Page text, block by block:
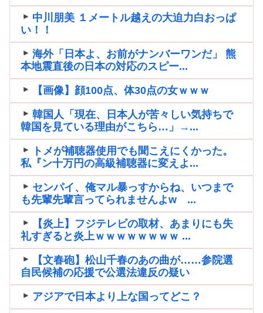
中川朋美 １メートル越えの大迫力白おっぱ
い！！
海外「日本よ、お前がナンバーワンだ」 熊
本地震直後の日本の対応のスピー...
【画像】顔100点、体30点の女ｗｗｗ
韓国人「現在、日本人が苦々しい気持ちで
韓国を見ている理由がこちら…」→...
トメが補聴器使用でも聞こえにくかった。
私『ン十万円の高級補聴器に変えよ...
センパイ、俺マル暴っすからね、いつまで
も先輩先輩言ってられませんよw ...
【炎上】フジテレビの取材、あまりにも失
礼すぎると炎上ｗｗｗｗｗｗｗｗ ...
【文春砲】松山千春のあの曲が……参院選
自民候補の応援で公選法違反の疑い
アジアで日本より上な国ってどこ？